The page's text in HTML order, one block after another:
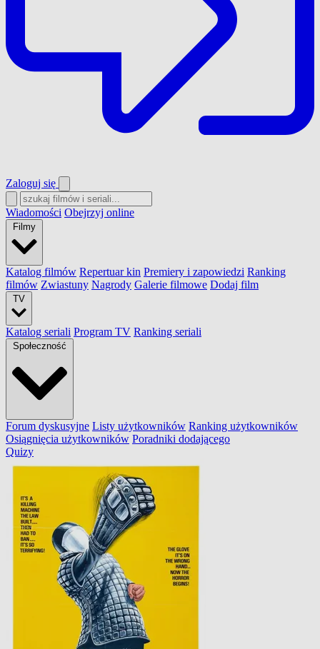
Zaloguj się
Wiadomości Obejrzyj online
Filmy
Katalog filmów Repertuar kin Premiery i zapowiedzi Ranking
filmów Zwiastuny Nagrody Galerie filmowe Dodaj film
TV
Katalog seriali Program TV Ranking seriali
Społeczność
Forum dyskusyjne Listy użytkowników Ranking użytkowników
Osiągnięcia użytkowników Poradniki dodającego
Quizy